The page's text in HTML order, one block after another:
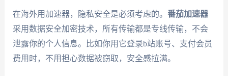
在海外用加速器，隐私安全是必须考虑的。 番茄加速器
采用数据安全加密技术，所有传输都是专线传输，不会
泄露你的个人信息。比如你用它登录b站账号、支付会员
费用时，不用担心数据被窃取，安全感拉满。